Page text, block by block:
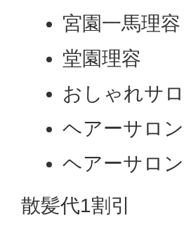
宮園一馬理容
堂園理容
おしゃれサ
ヘアーサロ
ヘアーサロ
散髪代1割引